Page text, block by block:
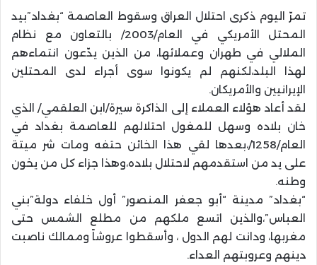
تمرّ اليوم ذكرى احتلال العراق وسقوط العاصمة “بغداد”بيد
المحتل الأمريكي في العام/2003/ بالتعاون مع نظام
الملالي في طهران وعملائها، من الذين يدّعون انتماءهم
لهذا البلد،لكنهم لم يكونوا سوى أجراء لدى المحتلين
الإيرانيين والأمريكان.
لقد أعاد هؤلاء العملاء إلى الذاكرة سيرة/ابن العلقمي/ الذي
خان بلاده وسهل للمغول احتلالهم للعاصمة بغداد في
العام/1258/،بعدها لقي هذا الخائن حتفه ومات شر ميتة
على يد من استقدمهم لاحتلال بلاده،وهذا جزاء كل من يخون
وطنه.
“بغداد” مدينة “أبو جعفر المنصور” أول خلفاء دولة”بني
العباس”،والذين اتسع ملكهم من مطلع الشمس حتى
مغربها، ودانت لهم الدول ، وأسقطوا عروشاً وممالك ناصبت
دينهم وعروبتهم العداء.